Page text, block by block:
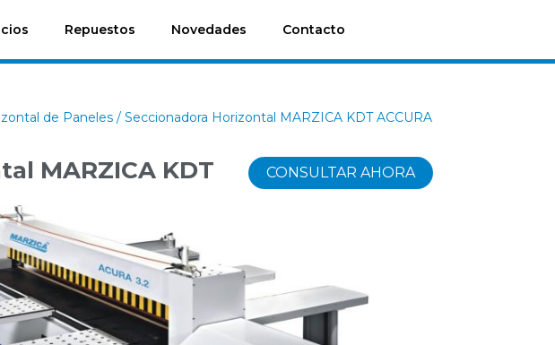
Repuestos Novedades Contacto
de Paneles / Seccionadora Horizontal MARZICA KDT ACCURA
MARZICA KDT
CONSULTAR AHORA